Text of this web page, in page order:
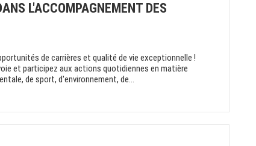
L'ACCOMPAGNEMENT DES
de carrières et qualité de vie exceptionnelle !
et participez aux actions quotidiennes en matière
de sport, d'environnement, de...